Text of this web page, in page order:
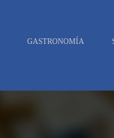
GASTRONOMÍA